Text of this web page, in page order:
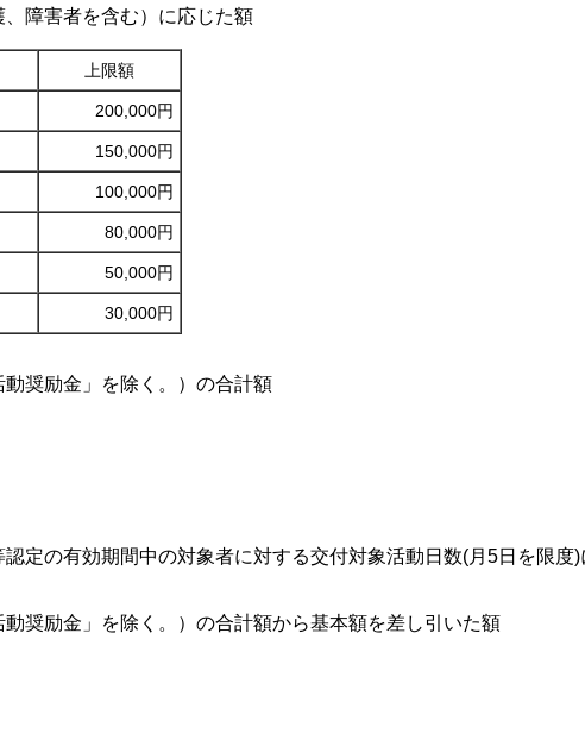
障害者を含む）に応じた額
上限額
200,000円
150,000円
100,000円
80,000円
50,000円
30,000円
奨励金」を除く。）の合計額
定の有効期間中の対象者に対する交付対象活動日数(月5日を限度)
奨励金」を除く。）の合計額から基本額を差し引いた額